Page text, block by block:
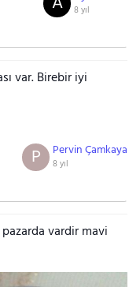
8 yıl
var. Birebir iyi
Pervin Çamkaya
8 yıl
P
vardir mavi